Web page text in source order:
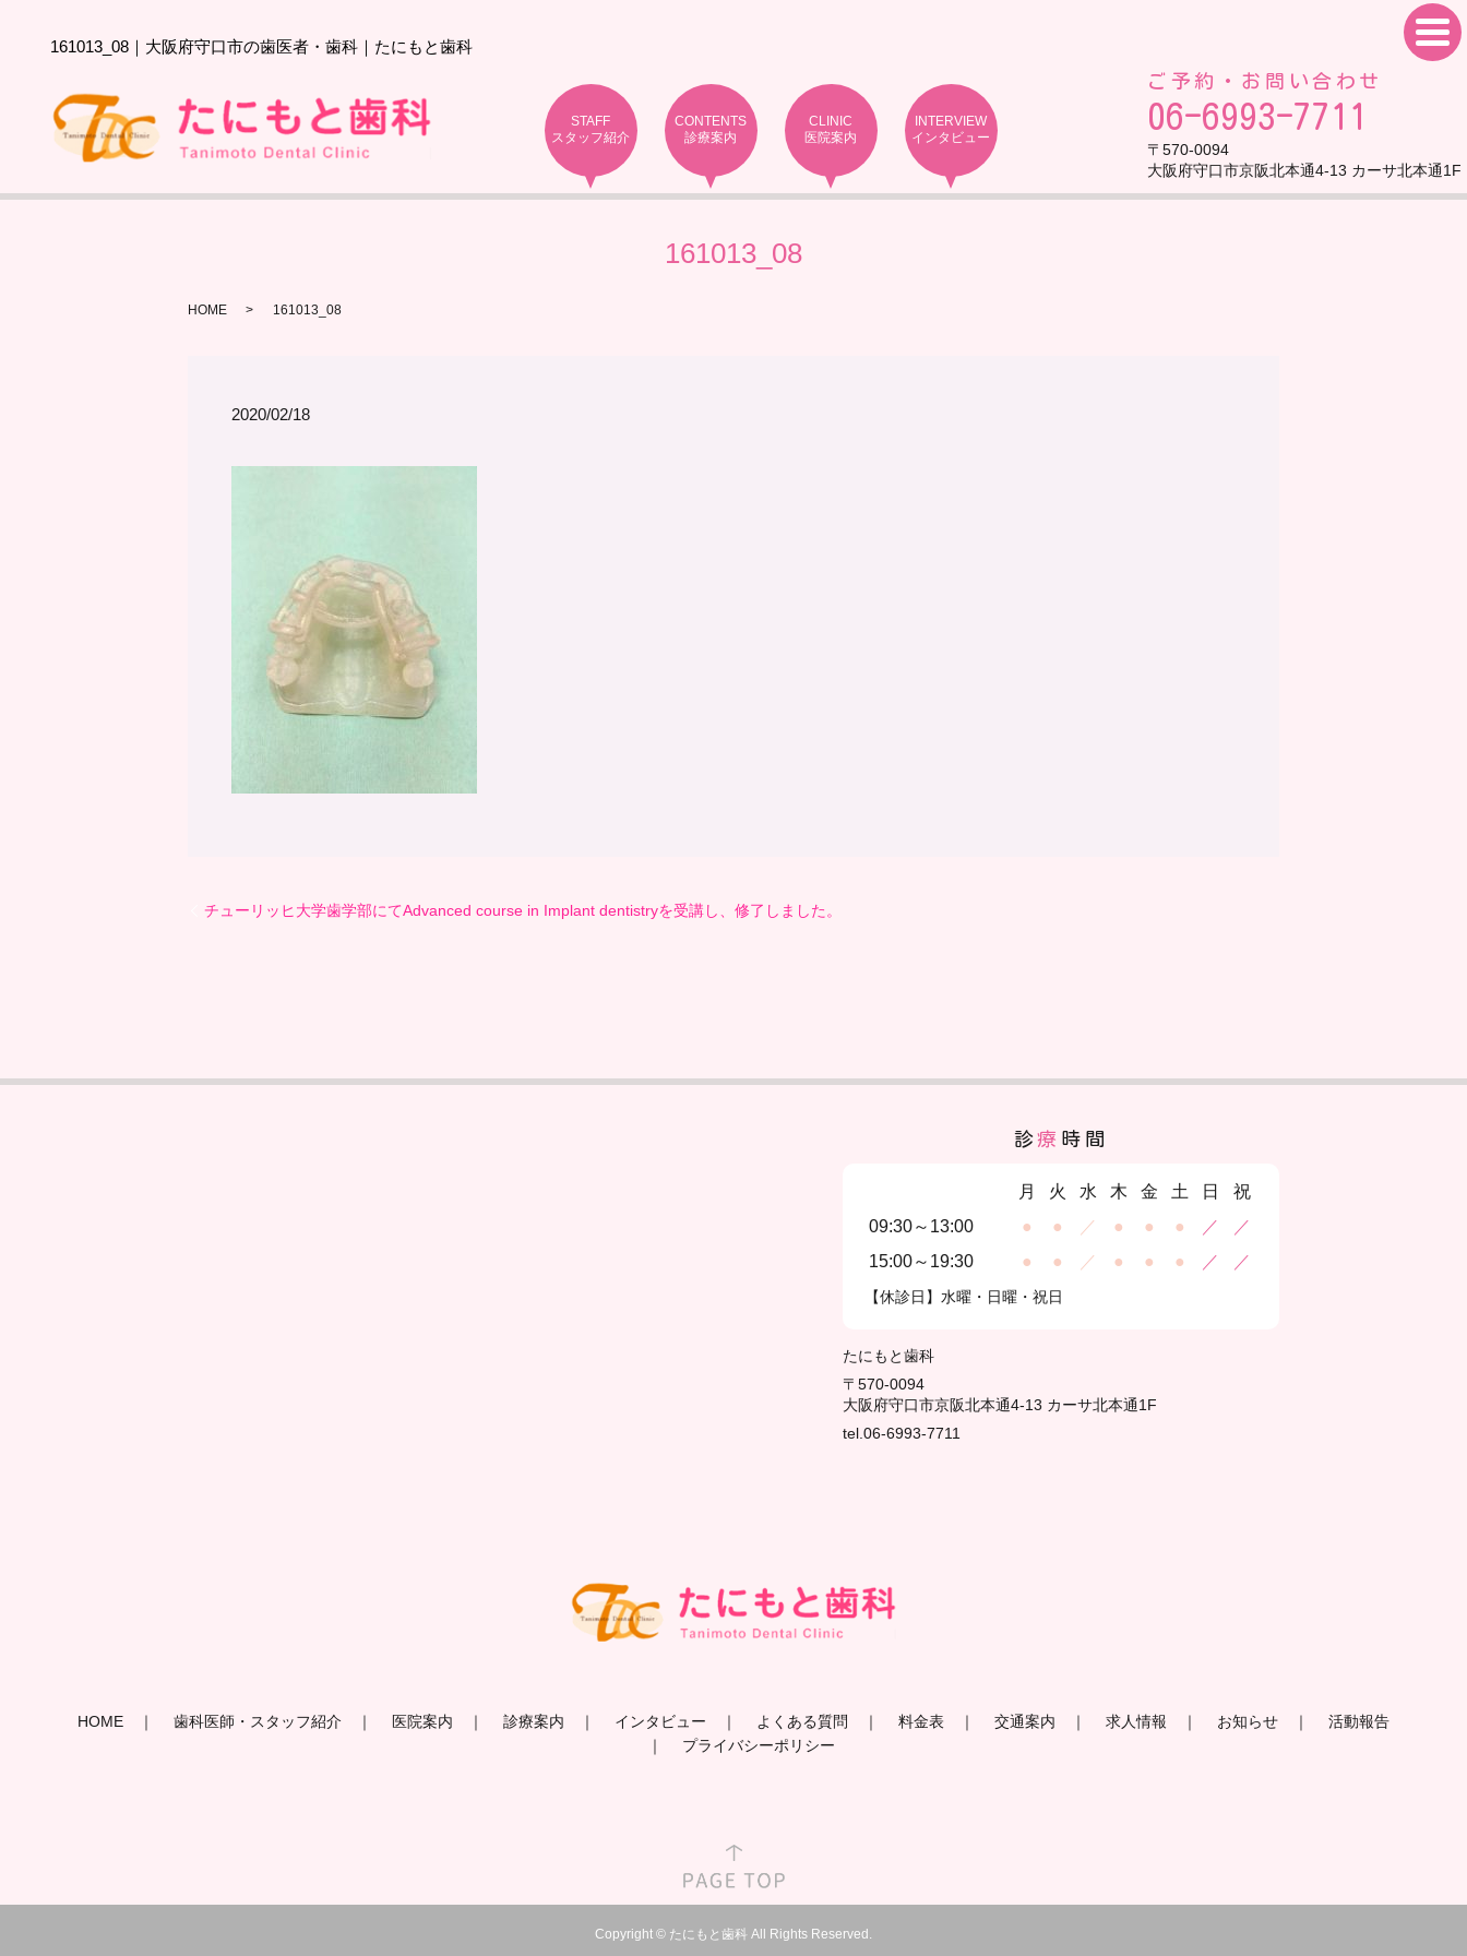
161013_08｜大阪府守口市の歯医者・歯科｜たにもと歯科
STAFF
スタッフ紹介
CONTENTS
診療案内
CLINIC
医院案内
INTERVIEW
インタビュー
ご予約・お問い合わせ
06-6993-7711
〒570-0094
大阪府守口市京阪北本通4-13 カーサ北本通1F
161013_08
HOME 161013_08
2020/02/18
チューリッヒ大学歯学部にてAdvanced course in Implant dentistryを受講し、修了しました。
診療 時間
月 火 水 木 金 土 日
祝
09:30～13:00
● ● ／ ● ● ● ／
／
15:00～19:30
● ● ／ ● ● ● ／ ／
【休診日】水曜・日曜・祝日
たにもと歯科
〒570-0094
大阪府守口市京阪北本通4-13 カーサ北本通1F
tel.06-6993-7711
HOME 歯科医師・スタッフ紹介 医院案内 診療案内 インタビュー よくある質問 料金表 交通案内 求人情報 お知らせ
活動報告
プライバシーポリシー
Copyright © たにもと歯科 All Rights Reserved.